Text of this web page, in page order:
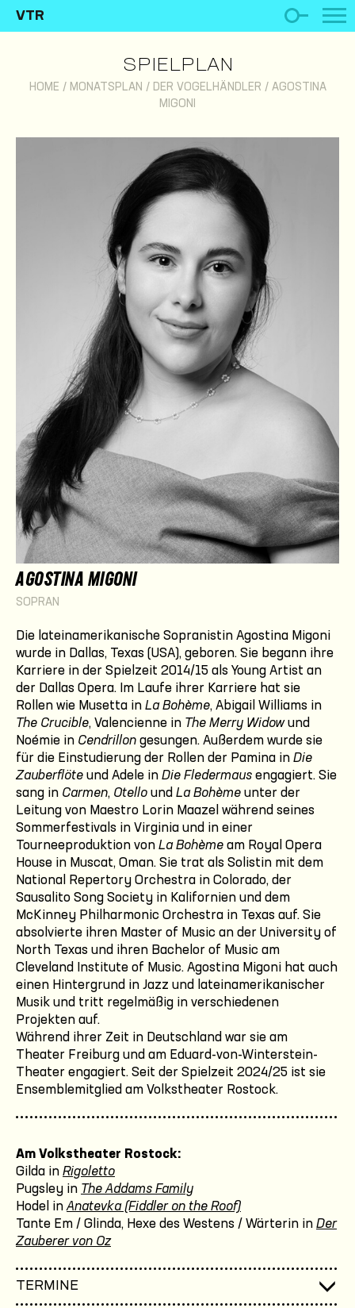
VTR
SPIELPLAN
HOME / MONATSPLAN / DER VOGELHÄNDLER / AGOSTINA
MIGONI
AGOSTINA MIGONI
SOPRAN
Die lateinamerikanische Sopranistin Agostina Migoni
wurde in Dallas, Texas (USA), geboren. Sie begann ihre
Karriere in der Spielzeit 2014/15 als Young Artist an
der Dallas Opera. Im Laufe ihrer Karriere hat sie
Rollen wie Musetta in La Bohème, Abigail Williams in
The Crucible, Valencienne in The Merry Widowund
Noémie in Cendrillon gesungen. Außerdem wurde sie
für die Einstudierung der Rollen der Pamina in Die
Zauberflöte und Adele in Die Fledermaus engagiert. Sie
sang in Carmen, Otello und La Bohème unter der
Leitung von Maestro Lorin Maazel während seines
Sommerfestivals in Virginia und in einer
Tourneeproduktion von La Bohème am Royal Opera
House in Muscat, Oman. Sie trat als Solistin mit dem
National Repertory Orchestra in Colorado, der
Sausalito Song Society in Kalifornien und dem
McKinney Philharmonic Orchestra in Texas auf. Sie
absolvierte ihren Master of Music an der University of
North Texas und ihren Bachelor of Music am
Cleveland Institute of Music. Agostina Migoni hat auch
einen Hintergrund in Jazz und lateinamerikanischer
Musik und tritt regelmäßig in verschiedenen
Projekten auf.
Während ihrer Zeit in Deutschland war sie am
Theater Freiburg und am Eduard-von-Winterstein-
Theater engagiert. Seit der Spielzeit 2024/25 ist sie
Ensemblemitglied am Volkstheater Rostock.
Am Volkstheater Rostock:
Gilda in Rigoletto
Pugsley in The Addams Family
Hodel in Anatevka (Fiddler on the Roof)
Tante Em / Glinda, Hexe des Westens / Wärterin in Der
Zauberer von Oz
TERMINE